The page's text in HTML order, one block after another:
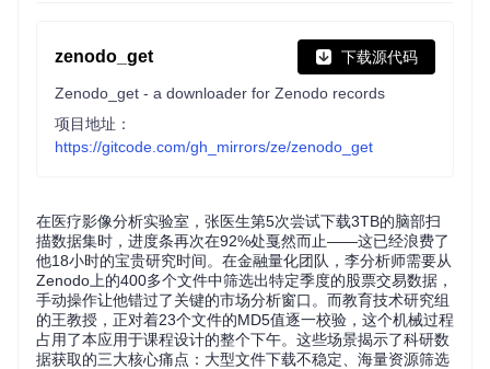
zenodo_get 下载源代码
Zenodo_get - a downloader for Zenodo records
项目地址：
https://gitcode.com/gh_mirrors/ze/zenodo_get
在医疗影像分析实验室，张医生第5次尝试下载3TB的脑部扫
描数据集时，进度条再次在92%处戛然而止——这已经浪费了
他18小时的宝贵研究时间。在金融量化团队，李分析师需要从
Zenodo上的400多个文件中筛选出特定季度的股票交易数据，
手动操作让他错过了关键的市场分析窗口。而教育技术研究组
的王教授，正对着23个文件的MD5值逐一校验，这个机械过程
占用了本应用于课程设计的整个下午。这些场景揭示了科研数
据获取的三大核心痛点：大型文件下载不稳定、海量资源筛选